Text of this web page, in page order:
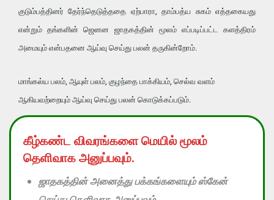
குடும்பத்தினர் தேர்ந்தெடுத்ததை ஏற்பாரா, தாம்பத்ய சுகம் எத்தகையது
என்றும் தங்களின் ஜெனன ஜாதகத்தின் மூலம் எப்படிப்பட்ட களத்திரம்
அமையும் என்பதனை ஆய்வு செய்து பலன் தருகின்றோம்.
மாங்கல்ய பலம், ஆயுள் பலம், குழந்தை பாக்கியம், செல்வ வளம்
ஆகியவற்றையும் ஆய்வு செய்து பலன் கொடுக்கப்படும்.
கீழ்கண்ட விவரங்களை மெயில் மூலம்
தெளிவாக அனுப்பவும்.
ஜாதகத்தின் அனைத்து பக்கங்களையும் ஸ்கேன்